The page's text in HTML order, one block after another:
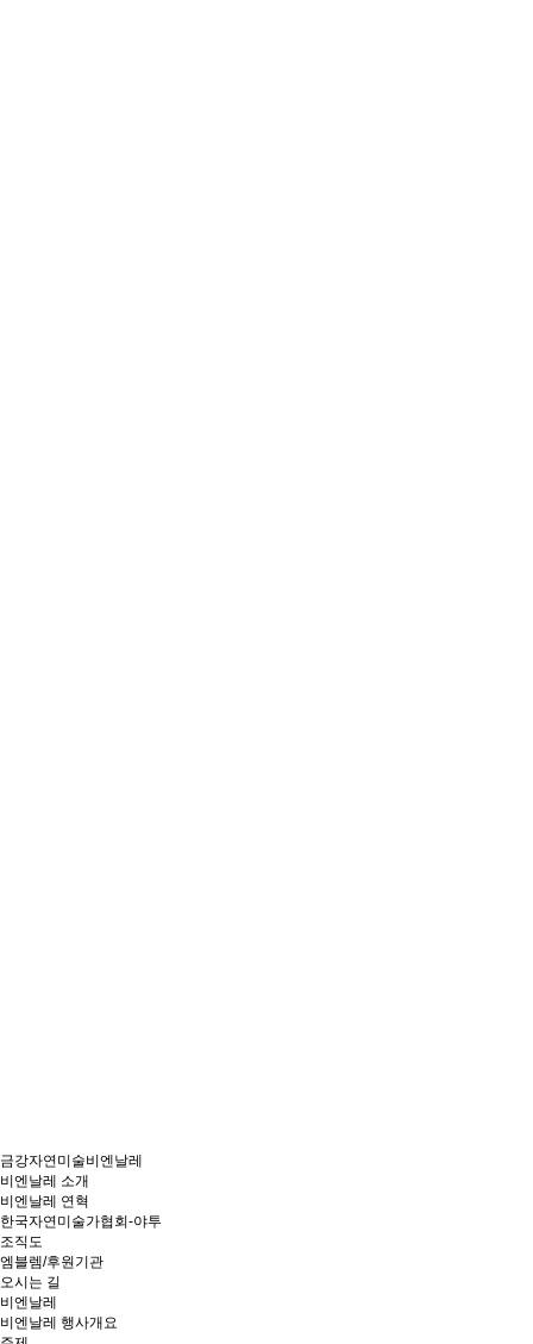
금강자연미술비엔날레
비엔날레 소개
비엔날레 연혁
한국자연미술가협회-야투
조직도
엠블렘/후원기관
오시는 길
비엔날레
비엔날레 행사개요